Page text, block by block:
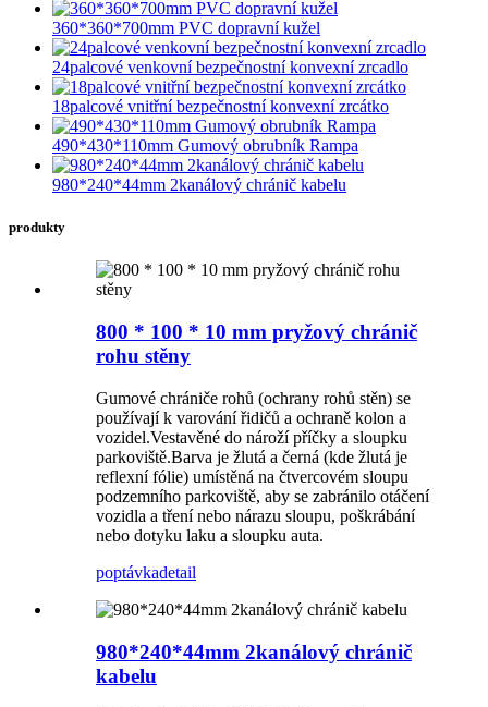
360*360*700mm PVC dopravní kužel
24palcové venkovní bezpečnostní konvexní zrcadlo
18palcové vnitřní bezpečnostní konvexní zrcátko
490*430*110mm Gumový obrubník Rampa
980*240*44mm 2kanálový chránič kabelu
produkty
800 * 100 * 10 mm pryžový chránič
rohu stěny
Gumové chrániče rohů (ochrany rohů stěn) se
používají k varování řidičů a ochraně kolon a
vozidel.Vestavěné do nároží příčky a sloupku
parkoviště.Barva je žlutá a černá (kde žlutá je
reflexní fólie) umístěná na čtvercovém sloupu
podzemního parkoviště, aby se zabránilo otáčení
vozidla a tření nebo nárazu sloupu, poškrábání
nebo dotyku laku a sloupku auta.
poptávkadetail
980*240*44mm 2kanálový chránič
kabelu